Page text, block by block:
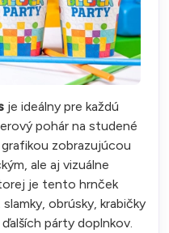
je ideálny pre každú
pohár na studené
zobrazujúcou
ale aj vizuálne
je tento hrnček
obrúsky, krabičky
párty doplnkov.